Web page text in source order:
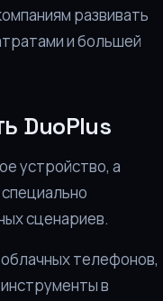
развивать
и большей
DuoPlus
устройство, а
сценариев.
телефонов,
в